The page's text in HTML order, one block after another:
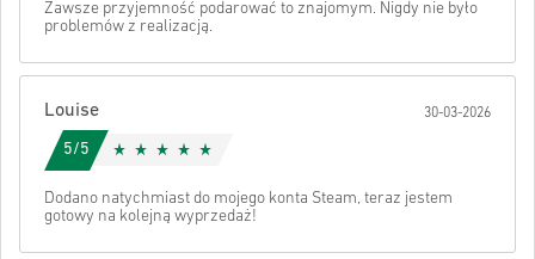
Zawsze przyjemność podarować to znajomym. Nigdy nie było
problemów z realizacją.
Louise 30-03-2026
5/5
Dodano natychmiast do mojego konta Steam, teraz jestem
gotowy na kolejną wyprzedaż!